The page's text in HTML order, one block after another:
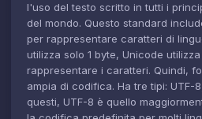
l'uso del testo scritto in tutti i
del mondo. Questo standard
per rappresentare caratteri di
utilizza solo 1 byte, Unicode
rappresentare i caratteri. Quindi,
ampia di codifica. Ha tre tipi: UTF-
questi, UTF-8 è quello